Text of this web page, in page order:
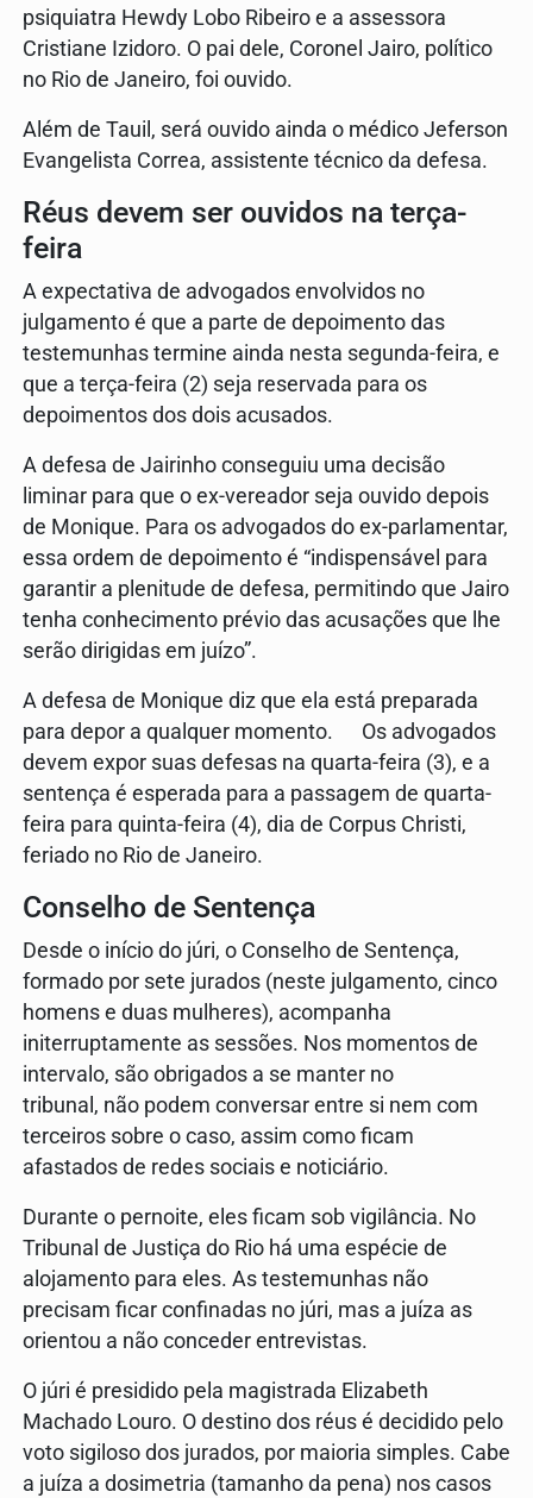
psiquiatra Hewdy Lobo Ribeiro e a assessora
Cristiane Izidoro. O pai dele, Coronel Jairo, político
no Rio de Janeiro, foi ouvido.
Além de Tauil, será ouvido ainda o médico Jeferson
Evangelista Correa, assistente técnico da defesa.
Réus devem ser ouvidos na terça-
feira
A expectativa de advogados envolvidos no
julgamento é que a parte de depoimento das
testemunhas termine ainda nesta segunda-feira, e
que a terça-feira (2) seja reservada para os
depoimentos dos dois acusados.
A defesa de Jairinho conseguiu uma decisão
liminar para que o ex-vereador seja ouvido depois
de Monique. Para os advogados do ex-parlamentar,
essa ordem de depoimento é “indispensável para
garantir a plenitude de defesa, permitindo que Jairo
tenha conhecimento prévio das acusações que lhe
serão dirigidas em juízo”.
A defesa de Monique diz que ela está preparada
para depor a qualquer momento. Os advogados
devem expor suas defesas na quarta-feira (3), e a
sentença é esperada para a passagem de quarta-
feira para quinta-feira (4), dia de Corpus Christi,
feriado no Rio de Janeiro.
Conselho de Sentença
Desde o início do júri, o Conselho de Sentença,
formado por sete jurados (neste julgamento, cinco
homens e duas mulheres), acompanha
initerruptamente as sessões. Nos momentos de
intervalo, são obrigados a se manter no
tribunal, não podem conversar entre si nem com
terceiros sobre o caso, assim como ficam
afastados de redes sociais e noticiário.
Durante o pernoite, eles ficam sob vigilância. No
Tribunal de Justiça do Rio há uma espécie de
alojamento para eles. As testemunhas não
precisam ficar confinadas no júri, mas a juíza as
orientou a não conceder entrevistas.
O júri é presidido pela magistrada Elizabeth
Machado Louro. O destino dos réus é decidido pelo
voto sigiloso dos jurados, por maioria simples. Cabe
a juíza a dosimetria (tamanho da pena) nos casos